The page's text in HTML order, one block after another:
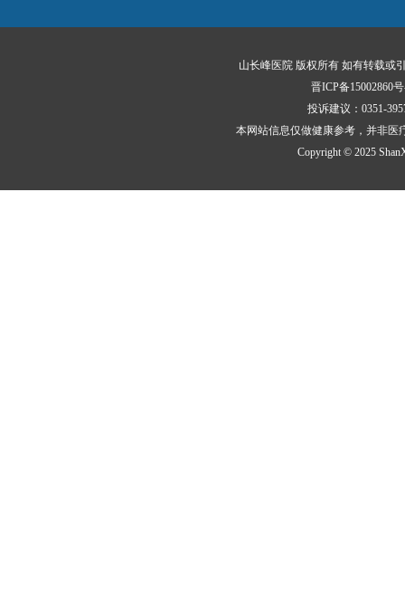
山长峰医院 版权所有 如有转载或
晋ICP备15002860
投诉建议：0351-
本网站信息仅做健康参考，并非医
Copyright © 2025